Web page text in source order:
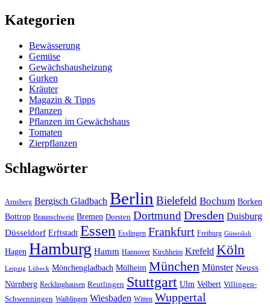
Kategorien
Bewässerung
Gemüse
Gewächshausheizung
Gurken
Kräuter
Magazin & Tipps
Pflanzen
Pflanzen im Gewächshaus
Tomaten
Zierpflanzen
Schlagwörter
Arnsberg Bergisch Gladbach Berlin Bielefeld Bochum Borken
Bottrop Braunschweig Bremen Dorsten DortmundDresden Duisburg
Düsseldorf Erftstadt Essen Esslingen Frankfurt Freiburg Gütersloh
Hagen Hamburg Hamm Hannover Kirchheim Krefeld Köln
Leipzig Lübeck Mönchengladbach Mülheim München Münster Neuss
Nürnberg Recklinghausen Reutlingen Stuttgart Ulm Velbert Villingen-
Schwenningen Waiblingen Wiesbaden Witten Wuppertal